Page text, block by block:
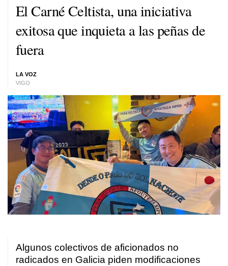
El Carné Celtista, una iniciativa
exitosa que inquieta a las peñas de
fuera
LA VOZ
VIGO
Algunos colectivos de aficionados no
radicados en Galicia piden modificaciones